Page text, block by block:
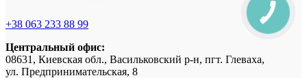
+38 063 233 88 99
Центральный офис:
08631, Киевская обл., Васильковский р-н, пгт. Глеваха,
ул. Предпринимательская, 8